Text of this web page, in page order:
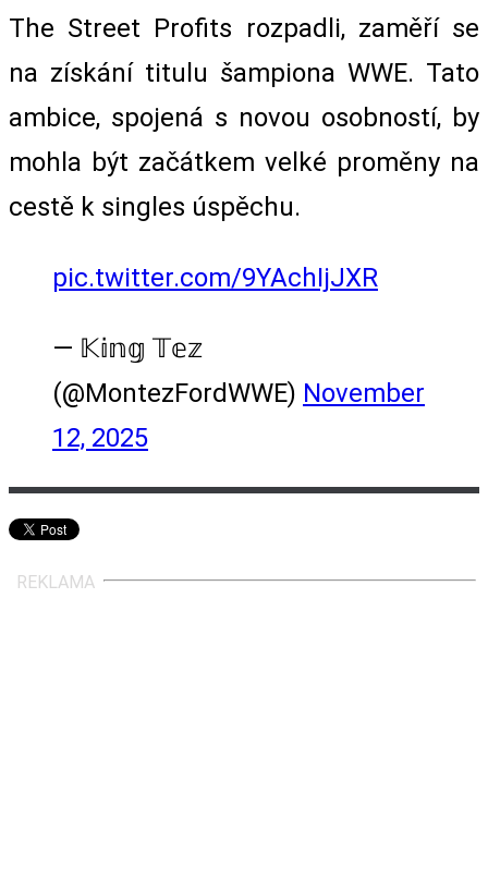
The Street Profits rozpadli, zaměří se
na získání titulu šampiona WWE. Tato
ambice, spojená s novou osobností, by
mohla být začátkem velké proměny na
cestě k singles úspěchu.
pic.twitter.com/9YAchIjJXR
— 𝕂𝕚𝕟𝕘 𝕋𝕖𝕫
(@MontezFordWWE) November
12, 2025
REKLAMA